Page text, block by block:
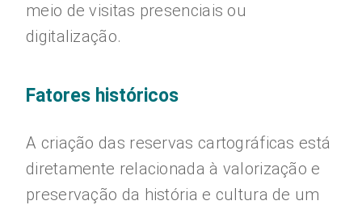
meio de visitas presenciais ou
digitalização.
Fatores históricos
A criação das reservas cartográficas está
diretamente relacionada à valorização e
preservação da história e cultura de um